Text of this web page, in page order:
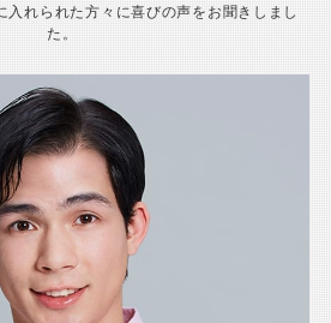
入れられた方々に喜びの声をお聞きしまし
た。